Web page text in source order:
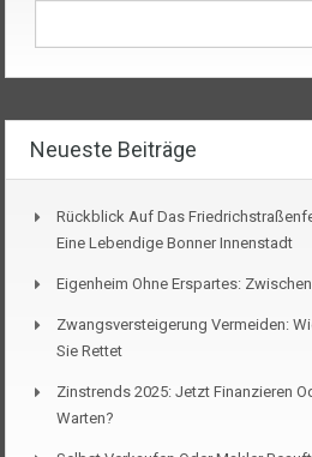
Neueste Beiträge
Rückblick Auf Das
Eine Lebendige Bonner Innenstadt
Eigenheim Ohne Erspartes:
Zwangsversteigerung Vermeiden:
Sie Rettet
Zinstrends 2025: Jetzt Finanzieren
Warten?